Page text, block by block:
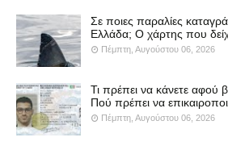
Σε ποιες παραλίες
Ελλάδα; Ο χάρτης που
Πέμπτη, Αυγούστου 06, 2026
Τι πρέπει να κάνετε αφού
Πού πρέπει να
Πέμπτη, Αυγούστου 06, 2026